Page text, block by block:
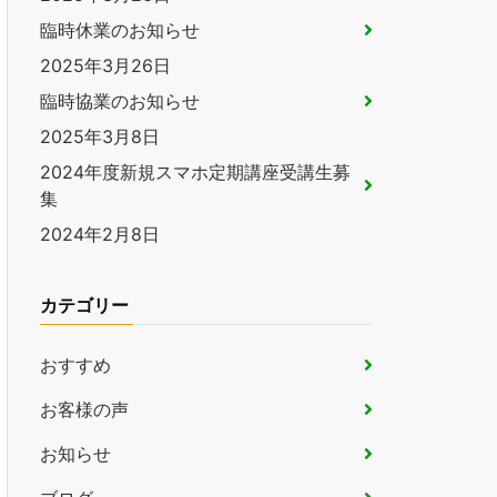
臨時休業のお知らせ
2025年3月26日
臨時協業のお知らせ
2025年3月8日
2024年度新規スマホ定期講座受講生募
集
2024年2月8日
カテゴリー
おすすめ
お客様の声
お知らせ